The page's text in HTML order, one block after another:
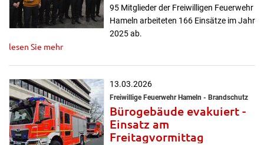
95 Mitglieder der Freiwilligen Feuerwehr
Hameln arbeiteten 166 Einsätze im Jahr
2025 ab.
lesen Sie mehr
13.03.2026
Freiwillige Feuerwehr Hameln - Brandschutz
Bürogebäude evakuiert -
Einsatz am
Freitagvormittag